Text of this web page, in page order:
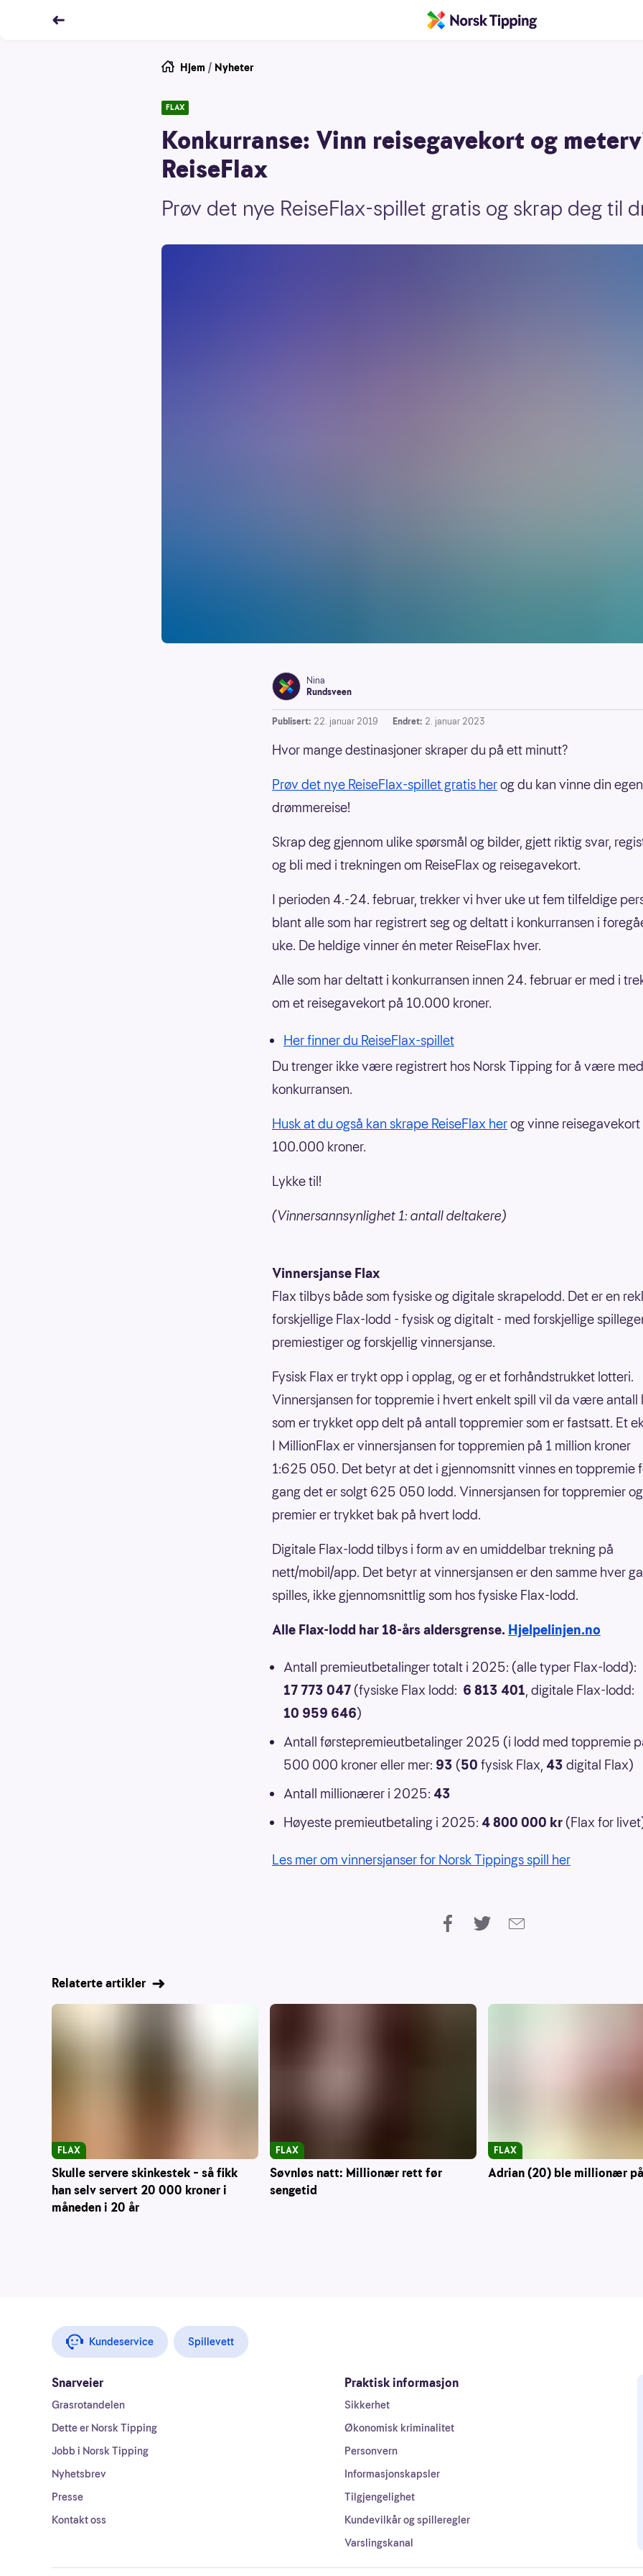
Hjem / Nyheter
FLAX
Konkurranse: Vinn reisegavekort og
ReiseFlax
Prøv det nye ReiseFlax-spillet gratis og skrap deg til
Nina
Rundsveen
Publisert: 22. januar 2019 Endret: 2. januar 2023
Hvor mange destinasjoner skraper du på ett minutt?
Prøv det nye ReiseFlax-spillet gratis herog du kan vinne din egen
drømmereise!
Skrap deg gjennom ulike spørsmål og bilder, gjett riktig svar,
og bli med i trekningen om ReiseFlax og reisegavekort.
I perioden 4.-24. februar, trekker vi hver uke ut fem tilfeldige
blant alle som har registrert seg og deltatt i konkurransen i
uke. De heldige vinner én meter ReiseFlax hver.
Alle som har deltatt i konkurransen innen 24. februar er med i
om et reisegavekort på 10.000 kroner.
Her finner du ReiseFlax-spillet
Du trenger ikke være registrert hos Norsk Tipping for å være
konkurransen.
Husk at du også kan skrape ReiseFlax herog vinne
100.000 kroner.
Lykke til!
(Vinnersannsynlighet 1: antall deltakere)
Vinnersjanse Flax
Flax tilbys både som fysiske og digitale skrapelodd. Det er en
forskjellige Flax-lodd - fysisk og digitalt - med forskjellige
premiestiger og forskjellig vinnersjanse.
Fysisk Flax er trykt opp i opplag, og er et forhåndstrukket lotteri.
Vinnersjansen for toppremie i hvert enkelt spill vil da være antall
som er trykket opp delt på antall toppremier som er fastsatt. Et
I MillionFlax er vinnersjansen for toppremien på 1 million kroner
1:625 050. Det betyr at det i gjennomsnitt vinnes en toppremie
gang det er solgt 625 050 lodd. Vinnersjansen for toppremier
premier er trykket bak på hvert lodd.
Digitale Flax-lodd tilbys i form av en umiddelbar trekning på
nett/mobil/app. Det betyr at vinnersjansen er den samme hver
spilles, ikke gjennomsnittlig som hos fysiske Flax-lodd.
Alle Flax-lodd har 18-års aldersgrense. Hjelpelinjen.no
Antall premieutbetalinger totalt i 2025: (alle typer Flax-lodd):
17 773 047 (fysiske Flax lodd: 6 813 401, digitale Flax-lodd:
10 959 646)
Antall førstepremieutbetalinger 2025 (i lodd med toppremie
500 000 kroner eller mer: 93 (50 fysisk Flax, 43 digital Flax)
Antall millionærer i 2025: 43
Høyeste premieutbetaling i 2025: 4 800 000 kr (Flax for
Les mer om vinnersjanser for Norsk Tippings spill her
Relaterte artikler
Skulle servere skinkestek – så fikk
han selv servert 20 000 kroner i
måneden i 20 år
FLAX
Søvnløs natt: Millionær rett før
sengetid
FLAX
Adrian (20) ble millionær
FLAX
Kundeservice Spillevett
Snarveier
Grasrotandelen
Dette er Norsk Tipping
Jobb i Norsk Tipping
Nyhetsbrev
Presse
Kontakt oss
Praktisk informasjon
Sikkerhet
Økonomisk kriminalitet
Personvern
Informasjonskapsler
Tilgjengelighet
Kundevilkår og spilleregler
Varslingskanal